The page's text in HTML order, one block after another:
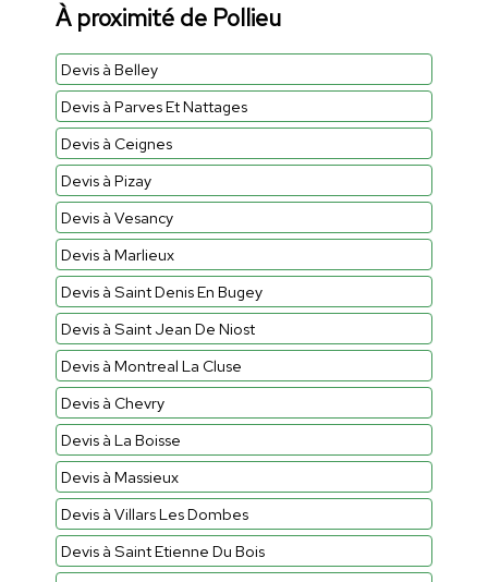
À proximité de Pollieu
Devis à Belley
Devis à Parves Et Nattages
Devis à Ceignes
Devis à Pizay
Devis à Vesancy
Devis à Marlieux
Devis à Saint Denis En Bugey
Devis à Saint Jean De Niost
Devis à Montreal La Cluse
Devis à Chevry
Devis à La Boisse
Devis à Massieux
Devis à Villars Les Dombes
Devis à Saint Etienne Du Bois